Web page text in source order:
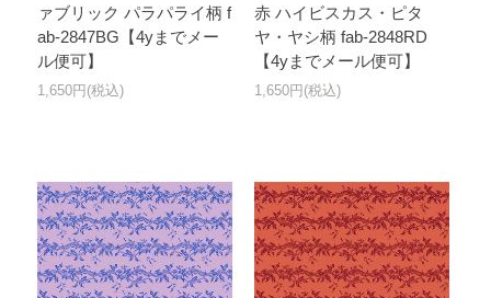
ァブリック パラパライ柄 f
ab-2847BG【4yまでメー
ル便可】
1,650円(税込)
赤 ハイビスカス・ピタ
ヤ・ヤシ柄 fab-2848RD
【4yまでメール便可】
1,650円(税込)